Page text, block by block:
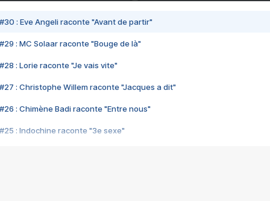
#30 : Eve Angeli raconte "Avant de partir"
#29 : MC Solaar raconte "Bouge de là"
#28 : Lorie raconte "Je vais vite"
#27 : Christophe Willem raconte "Jacques a dit"
#26 : Chimène Badi raconte "Entre nous"
#25 : Indochine raconte "3e sexe"